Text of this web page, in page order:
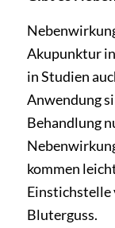
Akupunktur
in Studien
Anwendung
Behandlung
kommen
Einstichstelle
Bluterguss.